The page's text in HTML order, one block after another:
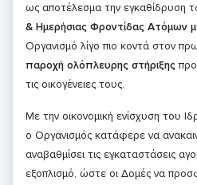
ως αποτέλεσμα την εγκαθίδρυση
& Ημερήσιας Φροντίδας Ατόμων
Οργανισμό λίγο πιο κοντά στον
παροχή ολόπλευρης στήριξης
τις οικογένειες τους.
Με την οικονομική ενίσχυση του
ο Οργανισμός κατάφερε να
αναβαθμίσει τις εγκαταστάσεις
εξοπλισμό, ώστε οι Δομές να